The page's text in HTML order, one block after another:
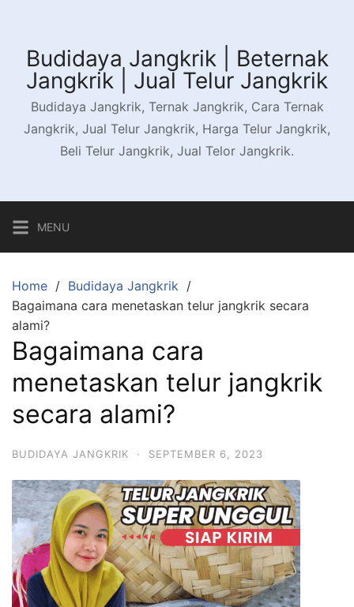
contentBudidaya Jangkrik | Beternak
Jangkrik | Jual Telur Jangkrik
Budidaya Jangkrik, Ternak Jangkrik, Cara Ternak
Jangkrik, Jual Telur Jangkrik, Harga Telur Jangkrik,
Beli Telur Jangkrik, Jual Telor Jangkrik.
MENU
Home
Budidaya Jangkrik
Bagaimana cara menetaskan telur jangkrik secara
alami?
Bagaimana cara
menetaskan telur jangkrik
secara alami?
BUDIDAYA JANGKRIK · SEPTEMBER 6, 2023